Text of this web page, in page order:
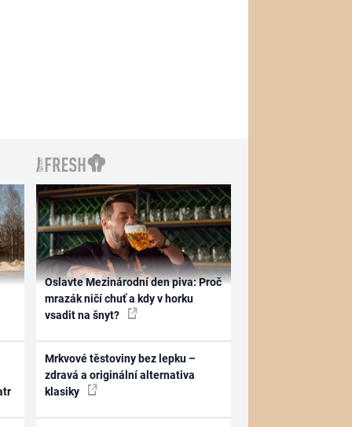
Oslavte Mezinárodní den piva: Proč
mrazák ničí chuť a kdy v horku
vsadit na šnyt?
Mrkvové těstoviny bez lepku –
zdravá a originální alternativa
klasiky